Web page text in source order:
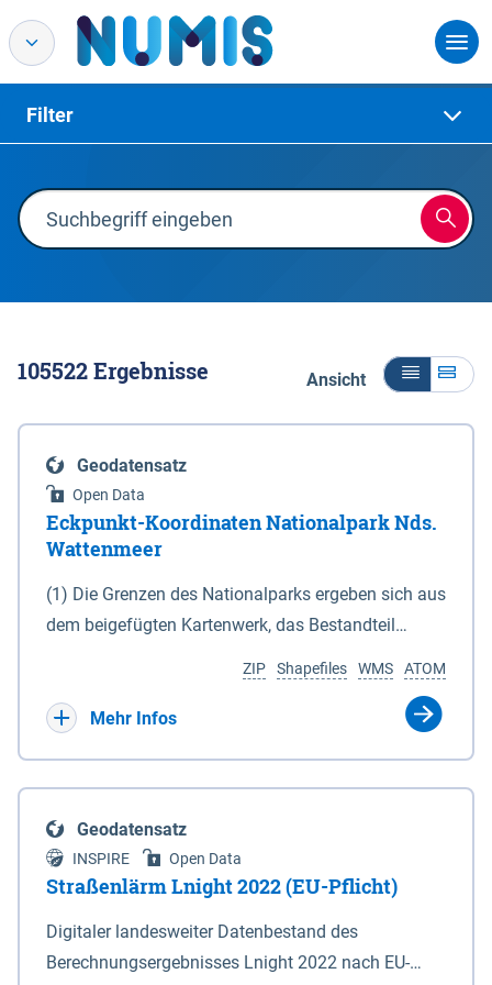
Filter
105522Ergebnisse Ansicht
Geodatensatz
Open Data
Eckpunkt-Koordinaten Nationalpark Nds.
Wattenmeer
(1) Die Grenzen des Nationalparks ergeben sich aus
dem beigefügten Kartenwerk, das Bestandteil
(DTK) im Maßstab 1 : 100 000 (Anlage 2), 2.
verkleinerte Amtliche Karte 1 : 5 000 (AK5) im
projizierte Koordinaten im Europäischen
Terrestrischen Referenzsystem 1989 (ETRS 89) mit
der Universalen Transversalen Mercator-Abbildung
bezogen auf die Zone 32 N (UTM 32N) dargestellt
(Anlage 4); Gleiches gilt für die geografischen
ATOM
WMS
Shapefiles
ZIP
Mehr Infos
Geodatensatz
INSPIRE Open Data
Straßenlärm Lnight 2022 (EU-Pflicht)
Digitaler landesweiter Datenbestand des
Berechnungsergebnisses Lnight 2022 nach EU-